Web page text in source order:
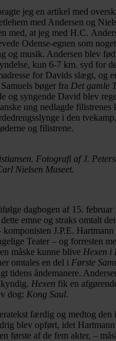
jeg en artikel med
med Andersen og
med, at jeg med H.C.
Odense-egnen som
og musik. Andersen blev
kun 6-7 km. syd for
for Davids slægt, og
bøger fra Det gamle
og syngende David blev
ung nedlagde filistrenes
i den
og filistrene.
Fotografi af J.
Nielsen Museet.
dagbogen af 15. februar
emne og straks omtalt
J.P.E. Hartmann
Teater – og forresten
måske kunne blive Hexen i
omtales en del i Første
tidens åndemanere.
Hexen fik en
dog: Kong Saul.
færdig og medtog den i
blev opført, idet
første af de fem akter, –